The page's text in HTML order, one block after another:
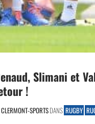
Slimani et
!
CLERMONT-SPORTSDANS RUGBY